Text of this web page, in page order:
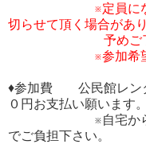
※定員に
切らせて頂く場合があり
予めご了承
※参加希望者は、
♦参加費 公民館レン
０円お支払い願います。
※自宅から開催
でご負担下さい。